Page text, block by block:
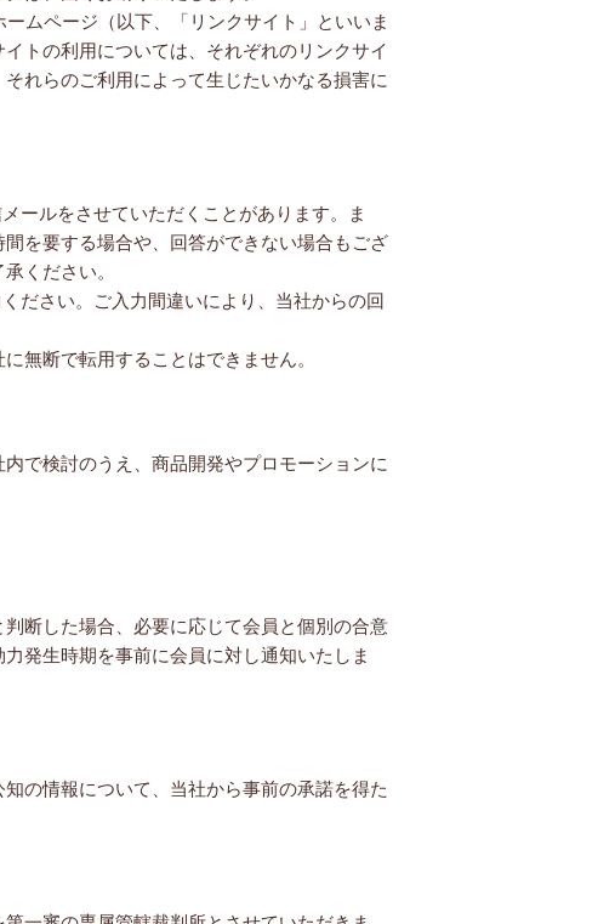
ムページ（以下、「リンクサイト」といいま
トの利用については、それぞれのリンクサイ
れらのご利用によって生じたいかなる損害に
ールをさせていただくことがあります。ま
を要する場合や、回答ができない場合もござ
ください。
ださい。ご入力間違いにより、当社からの回
無断で転用することはできません。
で検討のうえ、商品開発やプロモーションに
断した場合、必要に応じて会員と個別の合意
発生時期を事前に会員に対し通知いたしま
の情報について、当社から事前の承諾を得た